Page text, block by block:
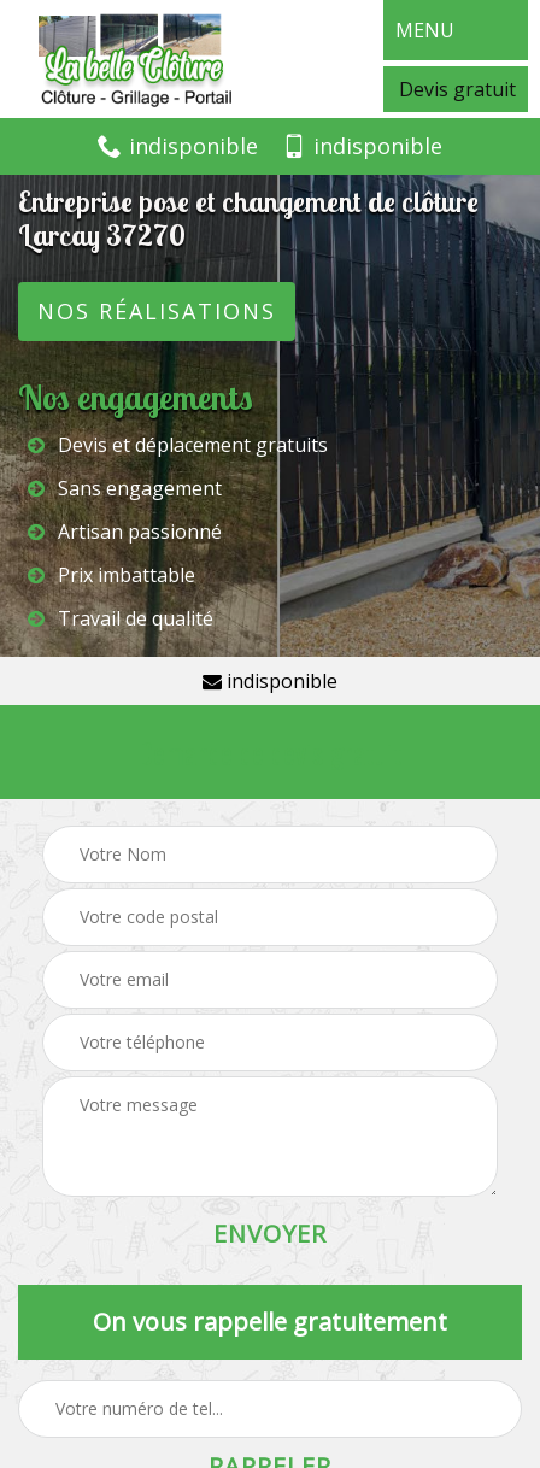
MENU
Devis gratuit
indisponible indisponible
Entreprise pose et changement de clôture
Larcay 37270
NOS RÉALISATIONS
Nos engagements
Devis et déplacement gratuits
Sans engagement
Artisan passionné
Prix imbattable
Travail de qualité
indisponible
On vous rappelle gratuitement